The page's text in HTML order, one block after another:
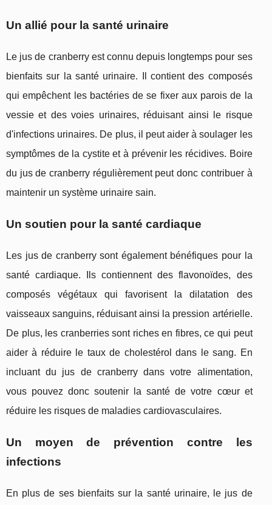
Un allié pour la santé urinaire
Le jus de cranberry est connu depuis longtemps pour ses
bienfaits sur la santé urinaire. Il contient des composés
qui empêchent les bactéries de se fixer aux parois de la
vessie et des voies urinaires, réduisant ainsi le risque
d'infections urinaires. De plus, il peut aider à soulager les
symptômes de la cystite et à prévenir les récidives. Boire
du jus de cranberry régulièrement peut donc contribuer à
maintenir un système urinaire sain.
Un soutien pour la santé cardiaque
Les jus de cranberry sont également bénéfiques pour la
santé cardiaque. Ils contiennent des flavonoïdes, des
composés végétaux qui favorisent la dilatation des
vaisseaux sanguins, réduisant ainsi la pression artérielle.
De plus, les cranberries sont riches en fibres, ce qui peut
aider à réduire le taux de cholestérol dans le sang. En
incluant du jus de cranberry dans votre alimentation,
vous pouvez donc soutenir la santé de votre cœur et
réduire les risques de maladies cardiovasculaires.
Un moyen de prévention contre les
infections
En plus de ses bienfaits sur la santé urinaire, le jus de